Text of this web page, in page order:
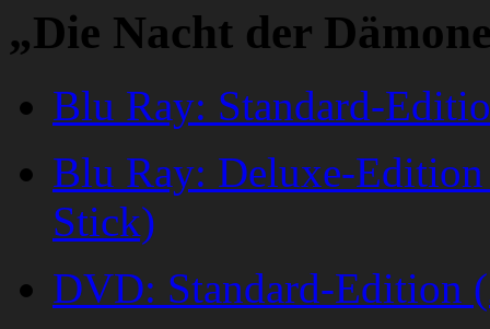
„Die Nacht der
Blu Ray: Standard-
Blu Ray: Deluxe-
Stick)
DVD: Standard-Edition